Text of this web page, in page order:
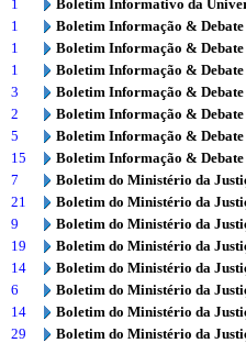
1
Boletim Informativo da
1
Boletim Informação & Debate
1
Boletim Informação & Debate
1
Boletim Informação & Debate
3
Boletim Informação & Debate
2
Boletim Informação & Debate
5
Boletim Informação & Debate
15
Boletim Informação & Debate
7
Boletim do Ministério da
21
Boletim do Ministério da
9
Boletim do Ministério da
19
Boletim do Ministério da
14
Boletim do Ministério da
6
Boletim do Ministério da
14
Boletim do Ministério da
29
Boletim do Ministério da